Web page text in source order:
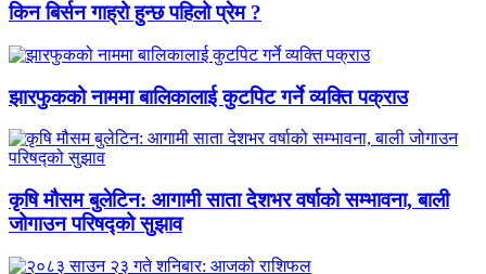
किन बिर्सन गाह्रो हुन्छ पहिलो प्रेम ?
झारफुकको नाममा बालिकालाई कुटपिट गर्ने व्यक्ति पक्राउ
कृषि मौसम बुलेटिन: आगामी साता देशभर वर्षाको सम्भावना, बाली
जोगाउन परिषद्को सुझाव